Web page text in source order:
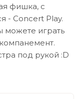
фишка, с
- Concert Play.
можете играть
под рукой :D